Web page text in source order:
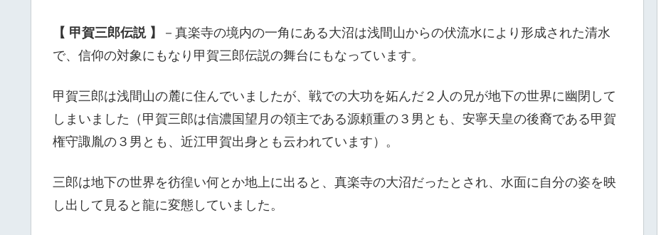
【 甲賀三郎伝説 】
－真楽寺の境内の一角にある大沼は浅間山からの伏流水により形成された清水
で、信仰の対象にもなり甲賀三郎伝説の舞台にもなっています。
甲賀三郎は浅間山の麓に住んでいましたが、戦での大功を妬んだ２人の兄が地下の世界に幽閉して
しまいました（甲賀三郎は信濃国望月の領主である源頼重の３男とも、安寧天皇の後裔である甲賀
権守諏胤の３男とも、近江甲賀出身とも云われています）。
三郎は地下の世界を彷徨い何とか地上に出ると、真楽寺の大沼だったとされ、水面に自分の姿を映
し出して見ると龍に変態していました。